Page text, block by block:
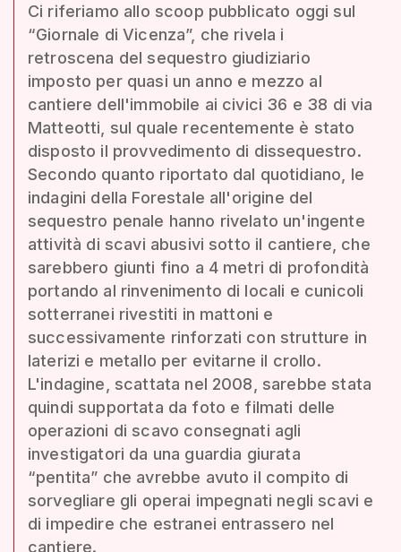
Ci riferiamo allo scoop pubblicato oggi sul
“Giornale di Vicenza”, che rivela i
retroscena del sequestro giudiziario
imposto per quasi un anno e mezzo al
cantiere dell'immobile ai civici 36 e 38 di via
Matteotti, sul quale recentemente è stato
disposto il provvedimento di dissequestro.
Secondo quanto riportato dal quotidiano, le
indagini della Forestale all'origine del
sequestro penale hanno rivelato un'ingente
attività di scavi abusivi sotto il cantiere, che
sarebbero giunti fino a 4 metri di profondità
portando al rinvenimento di locali e cunicoli
sotterranei rivestiti in mattoni e
successivamente rinforzati con strutture in
laterizi e metallo per evitarne il crollo.
L'indagine, scattata nel 2008, sarebbe stata
quindi supportata da foto e filmati delle
operazioni di scavo consegnati agli
investigatori da una guardia giurata
“pentita” che avrebbe avuto il compito di
sorvegliare gli operai impegnati negli scavi e
di impedire che estranei entrassero nel
cantiere.